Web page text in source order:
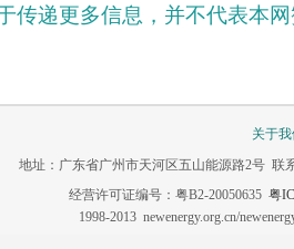
传递更多信息，并不代表本
关于
地址：广东省广州市天河区五山能源路2号 联
经营许可证编号：粤B2-20050635 粤
1998-2013 newenergy.org.cn/